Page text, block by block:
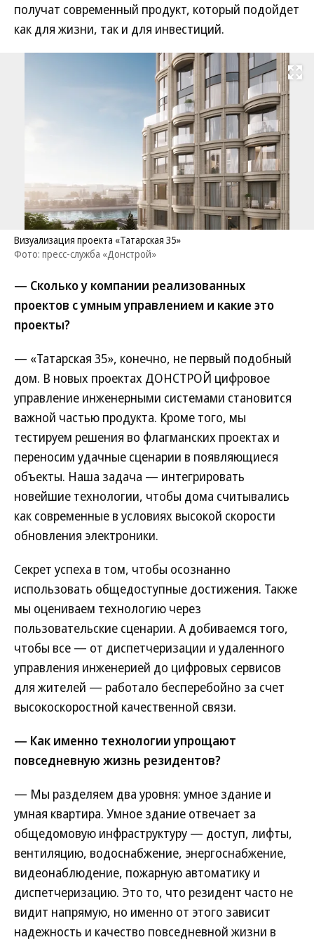
получат современный продукт, который подойдет
как для жизни, так и для инвестиций.
Развернуть
Визуализация проекта «Татарская 35»
Фото: пресс-служба «Донстрой»
— Сколько у компании реализованных
проектов с умным управлением и какие это
проекты?
— «Татарская 35», конечно, не первый подобный
дом. В новых проектах ДОНСТРОЙ цифровое
управление инженерными системами становится
важной частью продукта. Кроме того, мы
тестируем решения во флагманских проектах и
переносим удачные сценарии в появляющиеся
объекты. Наша задача — интегрировать
новейшие технологии, чтобы дома считывались
как современные в условиях высокой скорости
обновления электроники.
Секрет успеха в том, чтобы осознанно
использовать общедоступные достижения. Также
мы оцениваем технологию через
пользовательские сценарии. А добиваемся того,
чтобы все — от диспетчеризации и удаленного
управления инженерией до цифровых сервисов
для жителей — работало бесперебойно за счет
высокоскоростной качественной связи.
— Как именно технологии упрощают
повседневную жизнь резидентов?
— Мы разделяем два уровня: умное здание и
умная квартира. Умное здание отвечает за
общедомовую инфраструктуру — доступ, лифты,
вентиляцию, водоснабжение, энергоснабжение,
видеонаблюдение, пожарную автоматику и
диспетчеризацию. Это то, что резидент часто не
видит напрямую, но именно от этого зависит
надежность и качество повседневной жизни в